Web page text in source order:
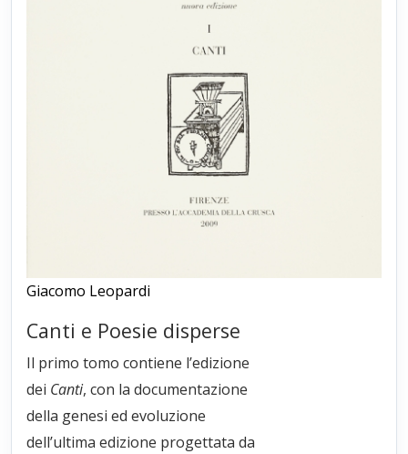
Giacomo Leopardi
Canti e Poesie disperse
Il primo tomo contiene l’edizione
dei Canti, con la documentazione
della genesi ed evoluzione
dell’ultima edizione progettata da